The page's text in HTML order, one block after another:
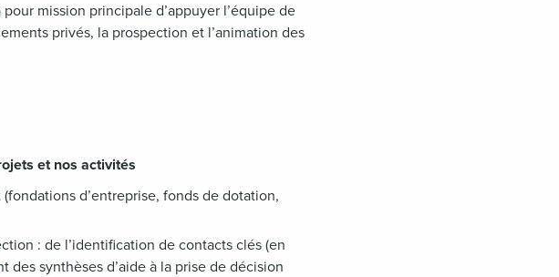
mission principale d’appuyer l’équipe de
privés, la prospection et l’animation des
et nos activités
d’entreprise, fonds de dotation,
: de l’identification de contacts clés (en
synthèses d’aide à la prise de décision